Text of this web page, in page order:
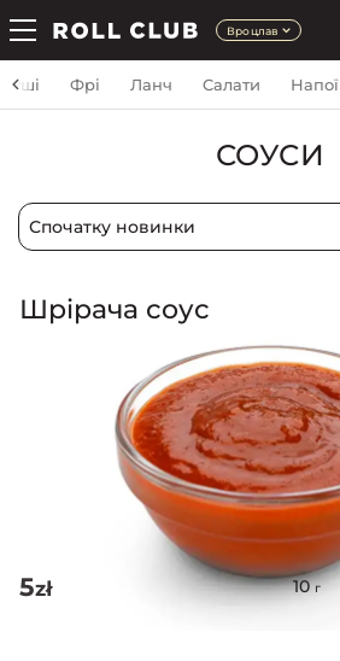
Вроцлав
Суші Фрі Ланч Cалати Напої
СОУСИ
Шрірача соус
5zł 10г